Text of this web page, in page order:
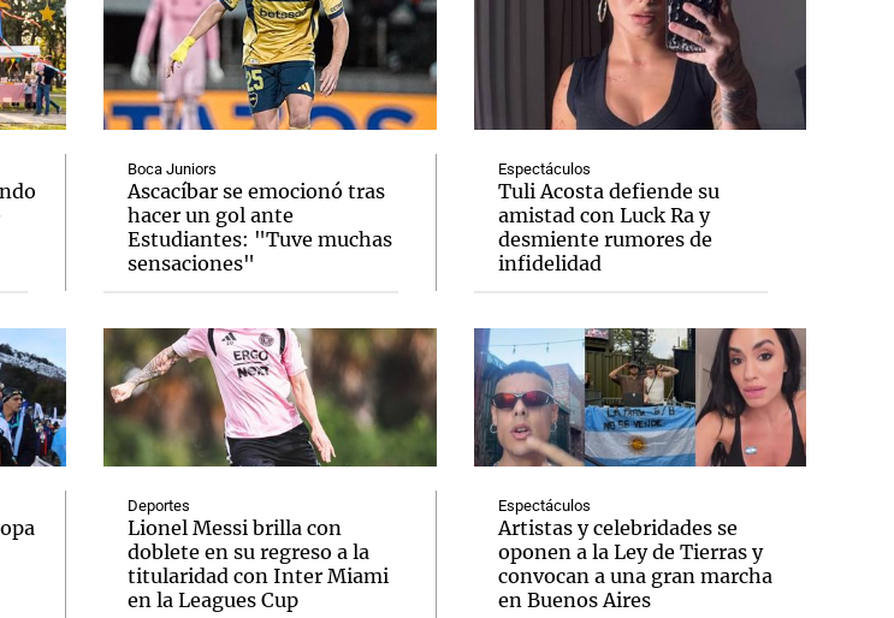
Boca Juniors
Ascacíbar se emocionó tras
hacer un gol ante
Estudiantes: "Tuve muchas
sensaciones"
Deportes
Lionel Messi brilla con
doblete en su regreso a la
titularidad con Inter Miami
en la Leagues Cup
Espectáculos
Tuli Acosta defiende su
amistad con Luck Ra y
desmiente rumores de
infidelidad
Espectáculos
Artistas y celebridades se
oponen a la Ley de Tierras y
convocan a una gran marcha
en Buenos Aires
El huracán de Arequito
Notas
Cadena 3 en Groenlandia
Notas